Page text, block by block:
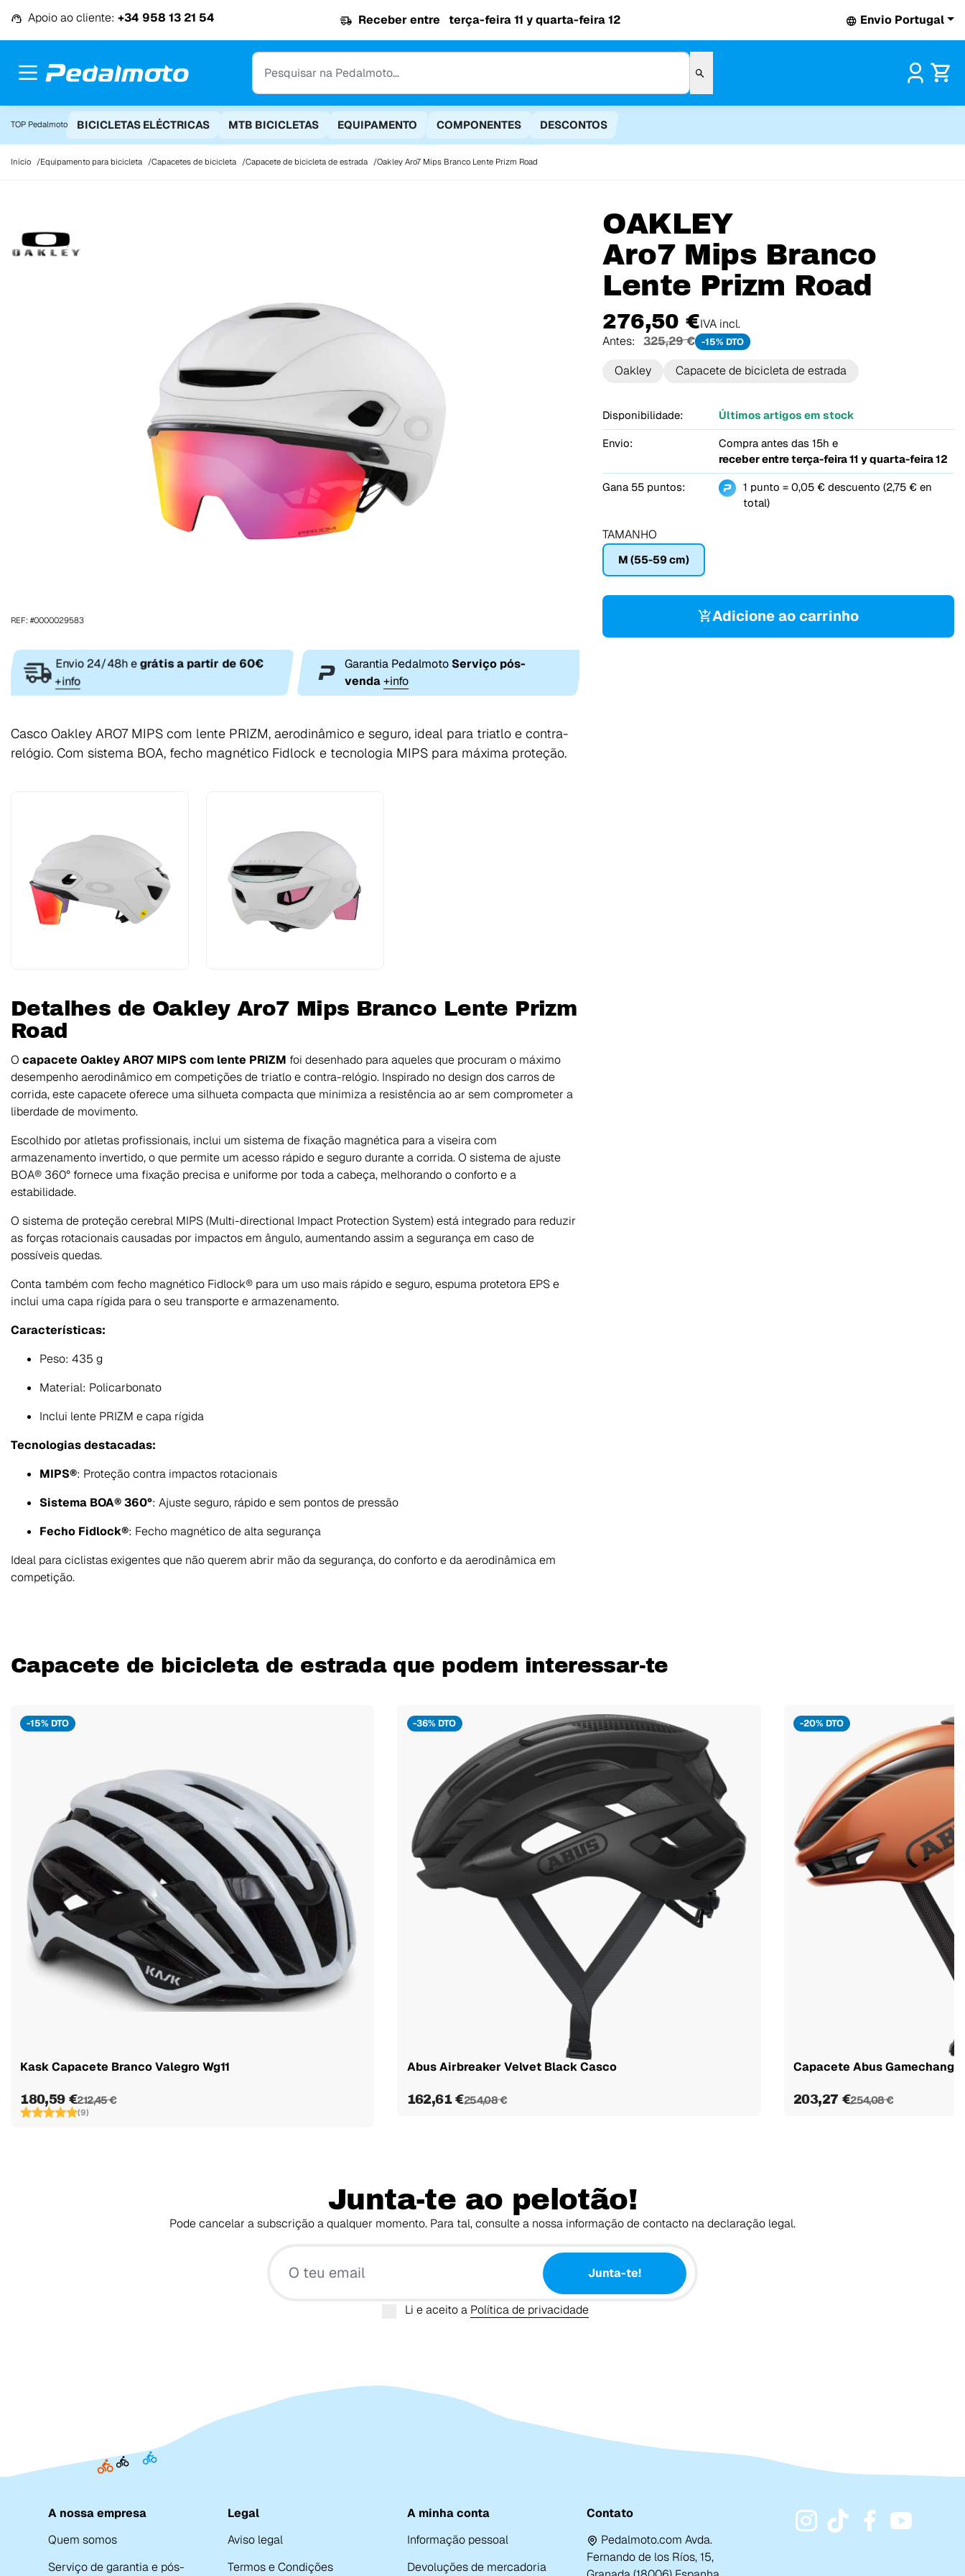
Apoio ao cliente: +34 958 13 21 54 Receber entre terça-feira 11 y quarta-feira 12 Envio Portugal
TOP Pedalmoto BICICLETAS ELÉCTRICAS MTB BICICLETAS EQUIPAMENTO COMPONENTES DESCONTOS
Início Equipamento para bicicleta Capacetes de bicicleta Capacete de bicicleta de estrada Oakley Aro7 Mips Branco Lente Prizm Road
OAKLEY
Aro7 Mips Branco
Lente Prizm Road
276,50 €IVA incl.
Antes:
325,29 € -15% DTO
Oakley Capacete de bicicleta de estrada
Disponibilidade: Últimos artigos em stock
Envio:
Compra antes das 15h e
receber entreterça-feira 11 y quarta-feira 12
Gana 55 puntos:
1 punto = 0,05 € descuento (2,75 € en
total)
TAMANHO
M (55-59 cm)
Adicione ao carrinho
REF: #0000029583
Envio 24/48h egrátis a partir de 60€
+info
Garantia Pedalmoto Serviço pós-
venda +info
Casco Oakley ARO7 MIPS com lente PRIZM, aerodinâmico e seguro, ideal para triatlo e contra-
relógio. Com sistema BOA, fecho magnético Fidlock e tecnologia MIPS para máxima proteção.
Detalhes de Oakley Aro7 Mips Branco Lente Prizm
Road
O capacete Oakley ARO7 MIPS com lente PRIZM foi desenhado para aqueles que procuram o máximo
desempenho aerodinâmico em competições de triatlo e contra-relógio. Inspirado no design dos carros de
corrida, este capacete oferece uma silhueta compacta que minimiza a resistência ao ar sem comprometer a
liberdade de movimento.
Escolhido por atletas profissionais, inclui um sistema de fixação magnética para a viseira com
armazenamento invertido, o que permite um acesso rápido e seguro durante a corrida. O sistema de ajuste
BOA® 360° fornece uma fixação precisa e uniforme por toda a cabeça, melhorando o conforto e a
estabilidade.
O sistema de proteção cerebral MIPS (Multi-directional Impact Protection System) está integrado para reduzir
as forças rotacionais causadas por impactos em ângulo, aumentando assim a segurança em caso de
possíveis quedas.
Conta também com fecho magnético Fidlock® para um uso mais rápido e seguro, espuma protetora EPS e
inclui uma capa rígida para o seu transporte e armazenamento.
Características:
Peso: 435 g
Material: Policarbonato
Inclui lente PRIZM e capa rígida
Tecnologias destacadas:
MIPS®: Proteção contra impactos rotacionais
Sistema BOA® 360°: Ajuste seguro, rápido e sem pontos de pressão
Fecho Fidlock®: Fecho magnético de alta segurança
Ideal para ciclistas exigentes que não querem abrir mão da segurança, do conforto e da aerodinâmica em
competição.
Capacete de bicicleta de estrada que podem interessar-te
-15% DTO
Kask Capacete Branco Valegro Wg11
180,59 €212,45 €
(9)
-36% DTO
Abus Airbreaker Velvet Black Casco
162,61 €254,08 €
-20% DTO
Capacete Abus
203,27 €254,08 €
Junta-te ao pelotão!
Pode cancelar a subscrição a qualquer momento. Para tal, consulte a nossa informação de contacto na declaração legal.
Junta-te!
Li e aceito a Política de privacidade
A nossa empresa
Quem somos
Serviço de garantia e pós-
Legal
Aviso legal
Termos e Condições
A minha conta
Informação pessoal
Devoluções de mercadoria
Contato
Pedalmoto.com Avda.
Fernando de los Ríos, 15,